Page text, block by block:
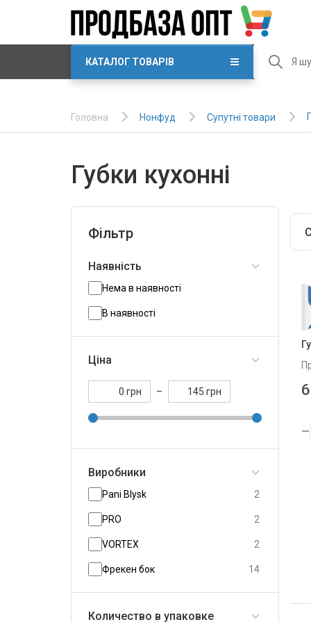
КАТАЛОГ ТОВАРІВ
Головна Нонфуд Супутні товари
Губки кухонні
Фільтр
Наявність
Нема в наявності
В наявності
Ціна
грн – грн
Виробники
Pani Blysk 2
PRO 2
VORTEX 2
Фрекен бок 14
Количество в упаковке